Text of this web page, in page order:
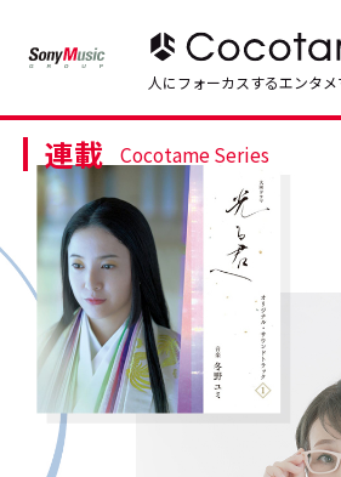
トップ Top
記事一覧 Articles
連載一覧 Series
Cocotameとは About
JP EN
人にフォーカスするエンタ
連載 Cocotame Series